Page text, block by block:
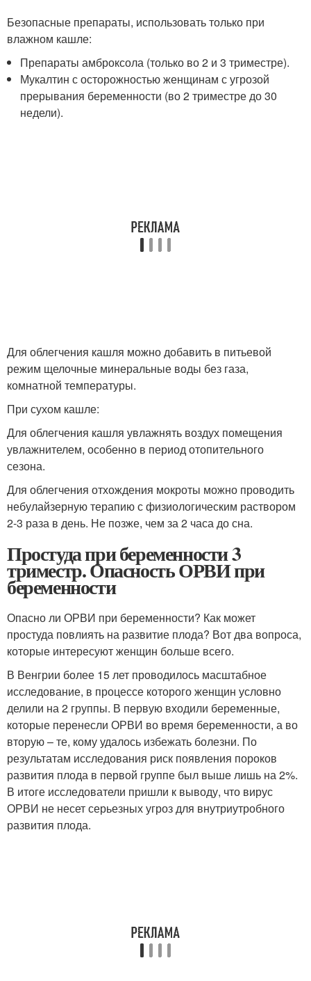
Безопасные препараты, использовать только при
влажном кашле:
Препараты амброксола (только во 2 и 3 триместре).
Мукалтин с осторожностью женщинам с угрозой
прерывания беременности (во 2 триместре до 30
недели).
Для облегчения кашля можно добавить в питьевой
режим щелочные минеральные воды без газа,
комнатной температуры.
При сухом кашле:
Для облегчения кашля увлажнять воздух помещения
увлажнителем, особенно в период отопительного
сезона.
Для облегчения отхождения мокроты можно проводить
небулайзерную терапию с физиологическим раствором
2-3 раза в день. Не позже, чем за 2 часа до сна.
Простуда при беременности 3
триместр. Опасность ОРВИ при
беременности
Опасно ли ОРВИ при беременности? Как может
простуда повлиять на развитие плода? Вот два вопроса,
которые интересуют женщин больше всего.
В Венгрии более 15 лет проводилось масштабное
исследование, в процессе которого женщин условно
делили на 2 группы. В первую входили беременные,
которые перенесли ОРВИ во время беременности, а во
вторую – те, кому удалось избежать болезни. По
результатам исследования риск появления пороков
развития плода в первой группе был выше лишь на 2%.
В итоге исследователи пришли к выводу, что вирус
ОРВИ не несет серьезных угроз для внутриутробного
развития плода.